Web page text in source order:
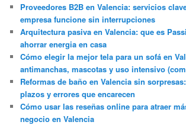
Proveedores B2B en Valencia: servicios
empresa funcione sin interrupciones
Arquitectura pasiva en Valencia: que es
ahorrar energia en casa
Cómo elegir la mejor tela para un sofá en
antimanchas, mascotas y uso intensivo
Reformas de baño en Valencia sin
plazos y errores que encarecen
Cómo usar las reseñas online para atraer
negocio en Valencia